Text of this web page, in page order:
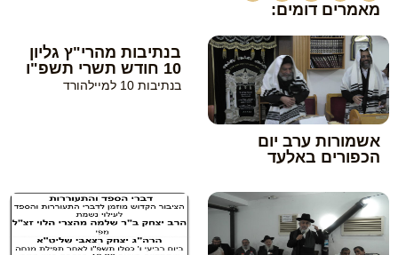
מאמרים דומים:
אשמורות ערב יום
הכפורים באלעד
בנתיבות מהרי"ץ גליון
10 חודש תשרי תשפ"ו
בנתיבות 10 למיילהורד